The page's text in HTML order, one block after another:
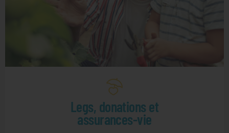
Legs, donations et
assurances-vie